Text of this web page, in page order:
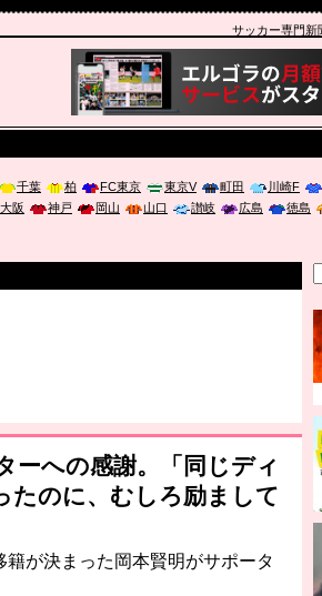
サッカー専門新
千葉 柏 FC東京 東京V 町田 川崎F
阪 神戸 岡山 山口 讃岐 広島 徳島
る ～エネルギー危機時代の猛暑対策～」
ーへの感謝。「同じディ
たのに、むしろ励まして
が決まった岡本賢明がサポータ